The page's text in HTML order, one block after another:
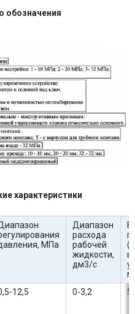
обозначения
характеристики
MПa
Диапазон
расхода
рабочей
жидкости,
дм3/c
12,5 0-3,2